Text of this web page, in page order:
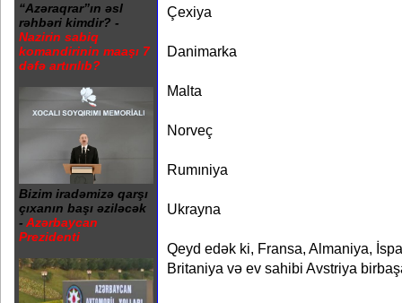
“Azəraqrar”ın əsl
rəhbəri kimdir? -
Nazirin sabiq
komandirinin maaşı 7
dəfə artırılıb?
Bizim iradəmizə qarşı
çıxanın başı əziləcək
- Azərbaycan
Prezidenti
Çexiya
Danimarka
Malta
Norveç
Rumıniya
Ukrayna
Qeyd edək ki, Fransa, Almaniya,
Britaniya və ev sahibi Avstriya